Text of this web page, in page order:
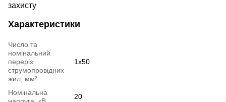
захисту
Характеристики
Число та
номінальний
переріз
струмопровідних
жил, мм²
1x50
Номінальна
20